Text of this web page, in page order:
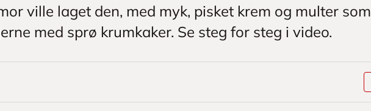
ville laget den, med myk, pisket krem og multer som
med sprø krumkaker. Se steg for steg i video.